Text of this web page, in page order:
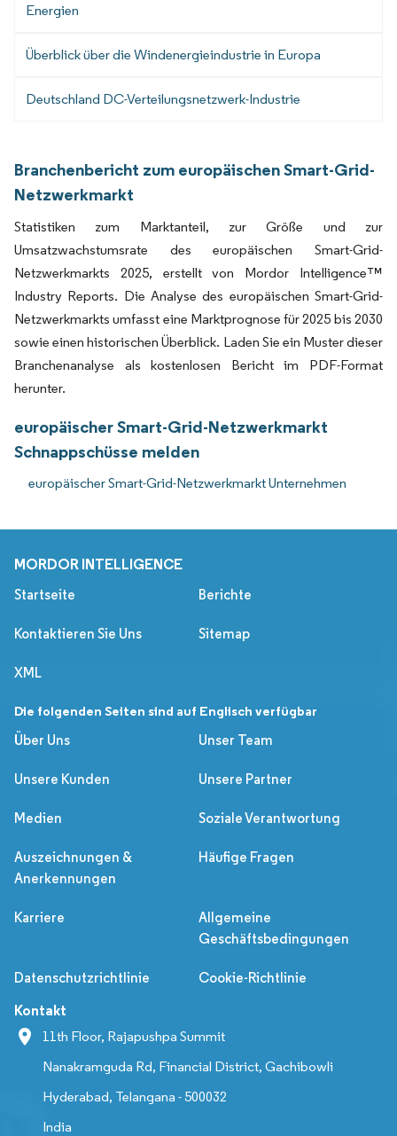
Energien
Überblick über die Windenergieindustrie in Europa
Deutschland DC-Verteilungsnetzwerk-Industrie
Branchenbericht zum europäischen Smart-Grid-
Netzwerkmarkt
Statistiken zum Marktanteil, zur Größe und zur
Umsatzwachstumsrate des europäischen Smart-Grid-
Netzwerkmarkts 2025, erstellt von Mordor Intelligence™
Industry Reports. Die Analyse des europäischen Smart-Grid-
Netzwerkmarkts umfasst eine Marktprognose für 2025 bis 2030
sowie einen historischen Überblick. Laden Sie ein Muster dieser
Branchenanalyse als kostenlosen Bericht im PDF-Format
herunter.
europäischer Smart-Grid-Netzwerkmarkt
Schnappschüsse melden
europäischer Smart-Grid-Netzwerkmarkt Unternehmen
MORDOR INTELLIGENCE
Startseite Berichte
Kontaktieren Sie Uns Sitemap
XML
Die folgenden Seiten sind auf Englisch verfügbar
Über Uns
Unser Team
Unsere Kunden Unsere Partner
Medien Soziale Verantwortung
Auszeichnungen &
Anerkennungen
Häufige Fragen
Karriere
Allgemeine
Geschäftsbedingungen
Datenschutzrichtlinie Cookie-Richtlinie
Kontakt
11th Floor, Rajapushpa Summit
Nanakramguda Rd, Financial District, Gachibowli
Hyderabad, Telangana - 500032
India